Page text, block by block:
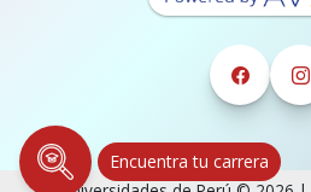
Encuentra tu carrera